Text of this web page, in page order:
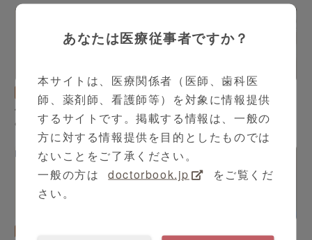
脳神経外科 樽野 陽亮 先生
パーキンソン病の治療～ 飲
み薬で解決が難しい症状に
出会ったとき～
脳神経外科
戸田 弘紀 先生
パーキンソン病・本態性振
戦・運動障害疾患の定位機
能神経外科治療
あなたは医療従事者ですか？
本サイトは、医療関係者（医師、歯科医
師、薬剤師、看護師等）を対象に情報提供
するサイトです。掲載する情報は、一般の
方に対する情報提供を目的としたものでは
ないことをご了承ください。
一般の方は
doctorbook.jp
をご覧くだ
さい。